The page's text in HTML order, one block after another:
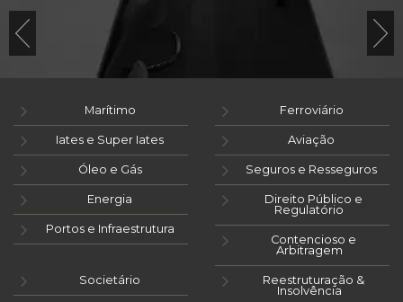
Marítimo
Iates e Super Iates
Óleo e Gás
Energia
Portos e Infraestrutura
Ferroviário
Aviação
Seguros e Resseguros
Direito Público e
Regulatório
Contencioso e
Arbitragem
Societário
Reestruturação &
Insolvência